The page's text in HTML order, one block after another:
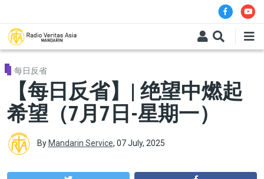
每日反省
【每日反省】| 绝望中燃起
希望（7月7日-星期一）
By Mandarin Service, 07 July, 2025